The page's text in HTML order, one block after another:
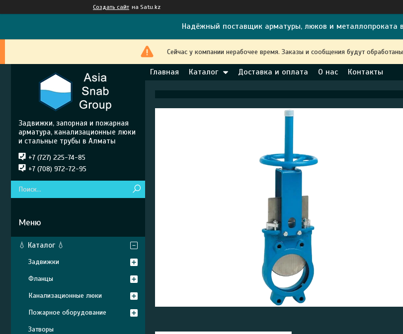
Создать сайт на Satu.kz
Надёжный поставщик арматуры, люков и металлопроката
Сейчас у компании нерабочее время. Заказы и сообщения будут
Главная Каталог Доставка и оплата О нас Контакты
Задвижки, запорная и пожарная
арматура, канализационные люки
и стальные трубы в Алматы
+7 (727) 225-74-85
+7 (708) 972-72-95
💧 Каталог 💧
Задвижки
Фланцы
Канализационные люки
Пожарное оборудование
Затворы